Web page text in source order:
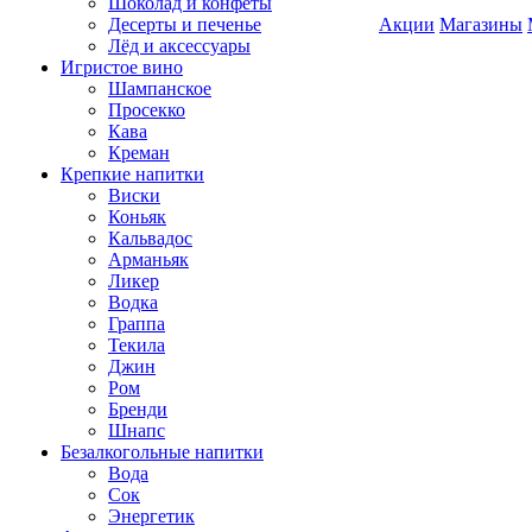
Десерты и печенье
Лёд и аксессуары
Игристое вино
Шампанское
Просекко
Кава
Креман
Крепкие напитки
Виски
Коньяк
Кальвадос
Арманьяк
Ликер
Водка
Граппа
Текила
Джин
Ром
Бренди
Шнапс
Безалкогольные напитки
Вода
Сок
Энергетик
Акции Магазины